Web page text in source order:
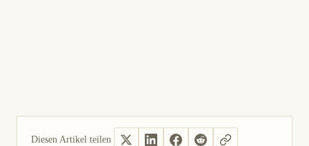
Diesen Artikel teilen